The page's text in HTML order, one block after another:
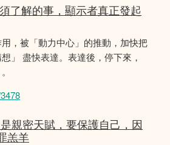
了解的事，顯示者真正發起
，被「動力中心」的推動，加快把
」 盡快表達。表達後，停下來，
親密天賦，要保護自己，因
羔羊